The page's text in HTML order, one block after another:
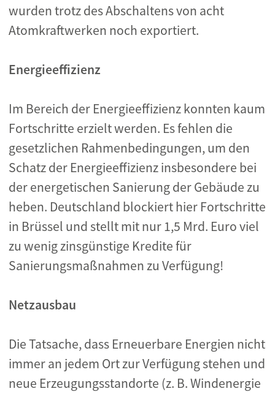
wurden trotz des Abschaltens von acht
Atomkraftwerken noch exportiert.
Energieeffizienz
Im Bereich der Energieeffizienz konnten kaum
Fortschritte erzielt werden. Es fehlen die
gesetzlichen Rahmenbedingungen, um den
Schatz der Energieeffizienz insbesondere bei
der energetischen Sanierung der Gebäude zu
heben. Deutschland blockiert hier Fortschritte
in Brüssel und stellt mit nur 1,5 Mrd. Euro viel
zu wenig zinsgünstige Kredite für
Sanierungsmaßnahmen zu Verfügung!
Netzausbau
Die Tatsache, dass Erneuerbare Energien nicht
immer an jedem Ort zur Verfügung stehen und
neue Erzeugungsstandorte (z. B. Windenergie